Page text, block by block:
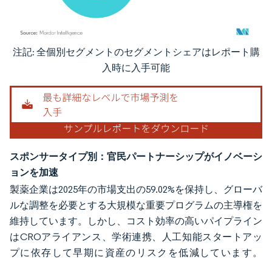
画像 © Mordor Intelligence。再利用にはCC BY 4.0の表示が必要です。
注記: 全個別セグメントのセグメントシェアはレポート購
入時に入手可能
スポンサータイプ別：官民パートナーシップがイノベーシ
ョンを加速
製薬企業は2025年の市場支出の59.02%を保持し、グローバ
ルな調整を必要とする大規模な重要プログラムの主導権を
維持しています。しかし、コスト効率の高いパイプライン
はCROアライアンス、学術連携、人工知能スタートアッ
プに依存して早期に資産のリスクを低減しています。